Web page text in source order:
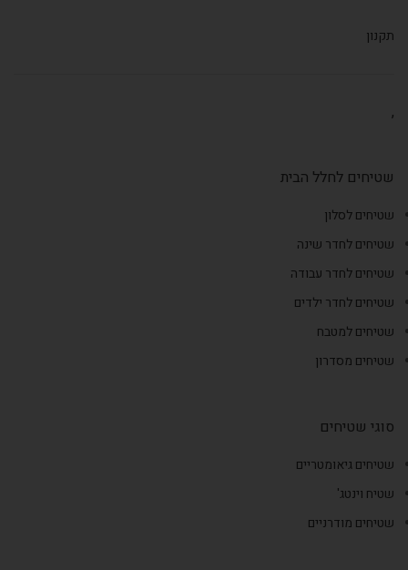
תקנון
,
שטיחים לחלל הבית
שטיחים לסלון
שטיחים לחדר שינה
שטיחים לחדר עבודה
שטיחים לחדר ילדים
שטיחים למטבח
שטיחים מסדרון
סוגי שטיחים
שטיחים גיאומטריים
שטיח וינטג'
שטיחים מודרניים